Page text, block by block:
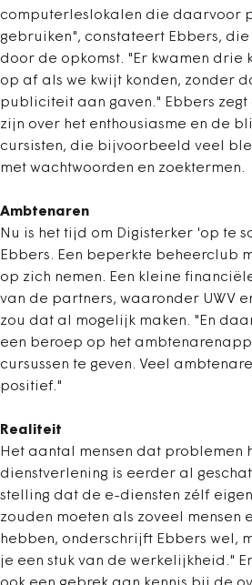
computerleslokalen die daarvoor
gebruiken", constateert Ebbers,
door de opkomst. "Er kwamen drie
op af als we kwijt konden, zonder
publiciteit aan gaven." Ebbers
zijn over het enthousiasme en de
cursisten, die bijvoorbeeld veel
met wachtwoorden en zoektermen.
Ambtenaren
Nu is het tijd om Digisterker 'op te
Ebbers. Een beperkte beheerclub
op zich nemen. Een kleine
van de partners, waaronder UWV
zou dat al mogelijk maken. "En
een beroep op het
cursussen te geven. Veel
positief."
Realiteit
Het aantal mensen dat problemen
dienstverlening is eerder al
stelling dat de e-diensten zélf
zouden moeten als zoveel mensen
hebben, onderschrijft Ebbers wel,
je een stuk van de werkelijkheid."